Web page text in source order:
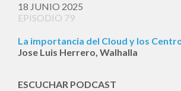
18 JUNIO 2025
EPISODIO 79
La importancia del Cloud y los
Jose Luis Herrero, Walhalla
ESCUCHAR PODCAST